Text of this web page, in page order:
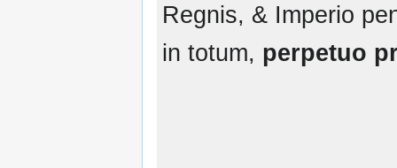
Regnis, & Imperio
in totum, perpetuo